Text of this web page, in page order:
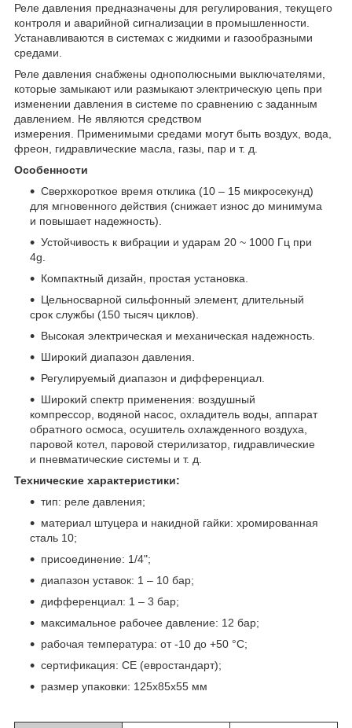
Реле давления предназначены для регулирования, текущего
контроля и аварийной сигнализации в промышленности.
Устанавливаются в системах с жидкими и газообразными
средами.
Реле давления снабжены однополюсными выключателями,
которые замыкают или размыкают электрическую цепь при
изменении давления в системе по сравнению с заданным
давлением. Не являются средством
измерения. Применимыми средами могут быть воздух, вода,
фреон, гидравлические масла, газы, пар и т. д.
Особенности
Сверхкороткое время отклика (10 – 15 микросекунд)
для мгновенного действия (снижает износ до минимума
и повышает надежность).
Устойчивость к вибрации и ударам 20 ~ 1000 Гц при
4g.
Компактный дизайн, простая установка.
Цельносварной сильфонный элемент, длительный
срок службы (150 тысяч циклов).
Высокая электрическая и механическая надежность.
Широкий диапазон давления.
Регулируемый диапазон и дифференциал.
Широкий спектр применения: воздушный
компрессор, водяной насос, охладитель воды, аппарат
обратного осмоса, осушитель охлажденного воздуха,
паровой котел, паровой стерилизатор, гидравлические
и пневматические системы и т. д.
Технические характеристики:
тип: реле давления;
материал штуцера и накидной гайки: хромированная
сталь 10;
присоединение: 1/4";
диапазон уставок: 1 – 10 бар;
дифференциал: 1 – 3 бар;
максимальное рабочее давление: 12 бар;
рабочая температура: от -10 до +50 °С;
сертификация: CE (евростандарт);
размер упаковки: 125x85x55 мм